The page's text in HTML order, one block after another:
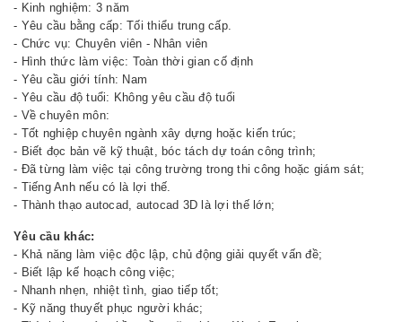
- Kinh nghiệm: 3 năm
- Yêu cầu bằng cấp: Tối thiểu trung cấp.
- Chức vụ: Chuyên viên - Nhân viên
- Hình thức làm việc: Toàn thời gian cố định
- Yêu cầu giới tính: Nam
- Yêu cầu độ tuổi: Không yêu cầu độ tuổi
- Về chuyên môn:
- Tốt nghiệp chuyên ngành xây dựng hoặc kiến trúc;
- Biết đọc bản vẽ kỹ thuật, bóc tách dự toán công trình;
- Đã từng làm việc tại công trường trong thi công hoặc giám sát;
- Tiếng Anh nếu có là lợi thế.
- Thành thạo autocad, autocad 3D là lợi thế lớn;
Yêu cầu khác:
- Khả năng làm việc độc lập, chủ động giải quyết vấn đề;
- Biết lập kế hoạch công việc;
- Nhanh nhẹn, nhiệt tình, giao tiếp tốt;
- Kỹ năng thuyết phục người khác;